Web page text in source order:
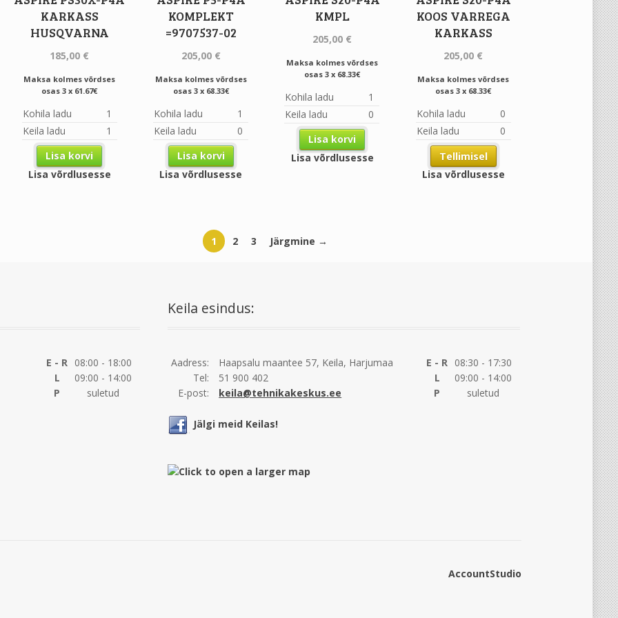
KARKASS
HUSQVARNA
185,00 €
Maksa kolmes võrdses
osas 3 x 61.67€
Kohila ladu
1
Keila ladu
1
Lisa korvi
Lisa võrdlusesse
KOMPLEKT
=9707537-02
205,00 €
Maksa kolmes võrdses
osas 3 x 68.33€
Kohila ladu
1
Keila ladu
0
Lisa korvi
Lisa võrdlusesse
KMPL
205,00 €
Maksa kolmes võrdses
osas 3 x 68.33€
Kohila ladu
1
Keila ladu
0
Lisa korvi
Lisa võrdlusesse
KOOS VARREGA
KARKASS
205,00 €
Maksa kolmes võrdses
osas 3 x 68.33€
Kohila ladu
0
Keila ladu
0
Tellimisel
Lisa võrdlusesse
1 2 3 Järgmine →
E - R 08:00 - 18:00
L
09:00 - 14:00
P
suletud
Keila esindus:
Aadress:
Haapsalu maantee 57, Keila, Harjumaa
Tel:
51 900 402
E-post:
keila@tehnikakeskus.ee
E - R 08:30 - 17:30
L
09:00 - 14:00
P
suletud
Jälgi meid Keilas!
AccountStudio